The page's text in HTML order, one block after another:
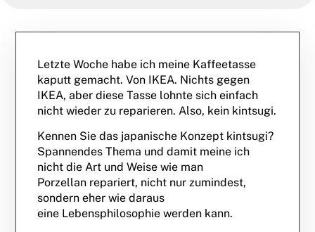
Letzte Woche habe ich meine Kaffeetasse
kaputt gemacht. Von IKEA. Nichts gegen
IKEA, aber diese Tasse lohnte sich einfach
nicht wieder zu reparieren. Also, kein kintsugi.
Kennen Sie das japanische Konzept kintsugi?
Spannendes Thema und damit meine ich
nicht die Art und Weise wie man
Porzellan repariert, nicht nur zumindest,
sondern eher wie daraus
eine Lebensphilosophie werden kann.